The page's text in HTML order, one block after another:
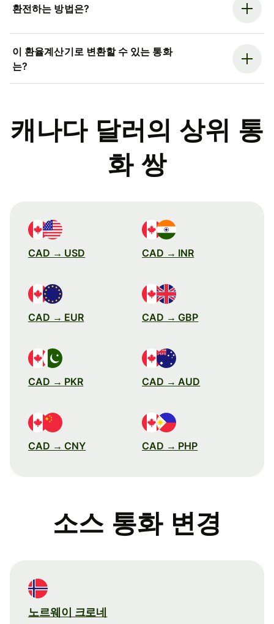
환전하는 방법은?
이 환율계산기로 변환할 수 있는 통화
는?
캐나다 달러의 상위 통
화 쌍
CAD → USD CAD → INR
CAD → EUR CAD → GBP
CAD → PKR CAD → AUD
CAD → CNY CAD → PHP
소스 통화 변경
노르웨이 크로네